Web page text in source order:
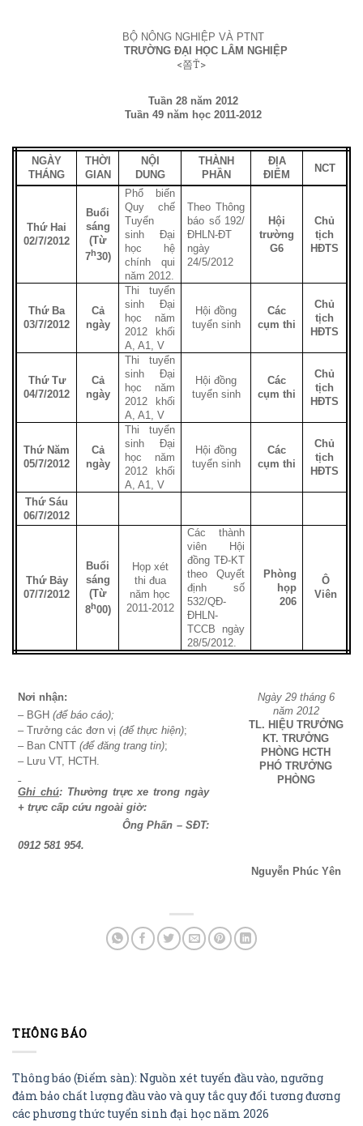
BỘ NÔNG NGHIỆP VÀ PTNT
TRƯỜNG ĐẠI HỌC LÂM NGHIỆP
<쫌Ť>
Tuần 28 năm 2012
Tuần 49 năm học 2011-2012
NGÀY
THÁNG
THỜI
GIAN
NỘI
DUNG
THÀNH
PHẦN
ĐỊA
ĐIỂM
NCT
Thứ Hai
02/7/2012
Buổi
sáng
(Từ
7h30)
Phổ biến
Quy chế
Tuyển
sinh Đại
học hệ
chính qui
năm 2012.
Theo Thông
báo số 192/
ĐHLN-ĐT
ngày
24/5/2012
Hội
trường
G6
Chủ
tịch
HĐTS
Thứ Ba
03/7/2012
Cả
ngày
Thi tuyển
sinh Đại
học năm
2012 khối
A, A1, V
Hội đồng
tuyển sinh
Các
cụm thi
Chủ
tịch
HĐTS
Thứ Tư
04/7/2012
Cả
ngày
Thi tuyển
sinh Đại
học năm
2012 khối
A, A1, V
Hội đồng
tuyển sinh
Các
cụm thi
Chủ
tịch
HĐTS
Thứ Năm
05/7/2012
Cả
ngày
Thi tuyển
sinh Đại
học năm
2012 khối
A, A1, V
Hội đồng
tuyển sinh
Các
cụm thi
Chủ
tịch
HĐTS
Thứ Sáu
06/7/2012
Thứ Bảy
07/7/2012
Buổi
sáng
(Từ
8h00)
Họp xét
thi đua
năm học
2011-2012
Các thành
viên Hội
đồng TĐ-KT
theo Quyết
định số
532/QĐ-
ĐHLN-
TCCB ngày
28/5/2012.
Phòng
họp
206
Ô
Viên
Nơi nhận:
– BGH(để báo cáo);
– Trưởng các đơn vị(để thực hiện);
– Ban CNTT(để đăng trang tin);
– Lưu VT, HCTH.
Ghi chú: Thường trựcxe trong ngày
+ trực cấp cứu ngoài giờ:
Ông Phấn – SĐT:
0912 581 954.
Ngày 29 tháng 6
năm 2012
TL. HIỆU TRƯỞNG
KT. TRƯỞNG
PHÒNG HCTH
PHÓ TRƯỞNG
PHÒNG
Nguyễn Phúc Yên
THÔNG BÁO
Thông báo (Điểm sàn): Nguồn xét tuyển đầu vào, ngưỡng
đảm bảo chất lượng đầu vào và quy tắc quy đổi tương đương
các phương thức tuyển sinh đại học năm 2026